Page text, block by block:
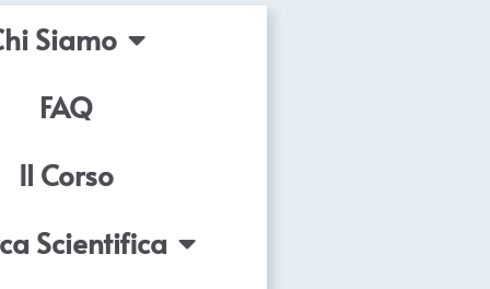
Siamo
FAQ
Il Corso
Scientifica